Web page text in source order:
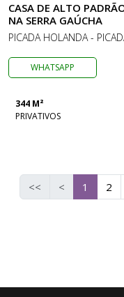
CASA DE ALTO
NA SERRA GAÚCHA
PICADA HOLANDA -
WHATSAPP
344 M²
PRIVATIVOS
<< < 1 2